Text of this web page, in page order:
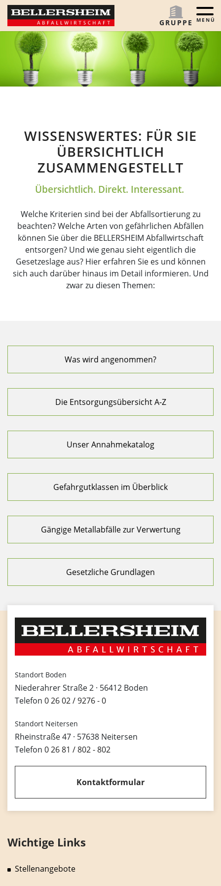
WISSENSWERTES: FÜR SIE
ÜBERSICHTLICH
ZUSAMMENGESTELLT
Übersichtlich. Direkt. Interessant.
Welche Kriterien sind bei der Abfallsortierung zu
beachten? Welche Arten von gefährlichen Abfällen
können Sie über die BELLERSHEIM Abfallwirtschaft
entsorgen? Und wie genau sieht eigentlich die
Gesetzeslage aus? Hier erfahren Sie es und können
sich auch darüber hinaus im Detail informieren. Und
zwar zu diesen Themen:
Was wird angenommen?
Die Entsorgungsübersicht A-Z
Unser Annahmekatalog
Gefahrgutklassen im Überblick
Gängige Metallabfälle zur Verwertung
Gesetzliche Grundlagen
Standort Boden
Niederahrer Straße 2 · 56412 Boden
Telefon 0 26 02 / 9276 - 0
Standort Neitersen
Rheinstraße 47 · 57638 Neitersen
Telefon 0 26 81 / 802 - 802
Kontaktformular
Wichtige Links
Stellenangebote
GRUPPE
Menü